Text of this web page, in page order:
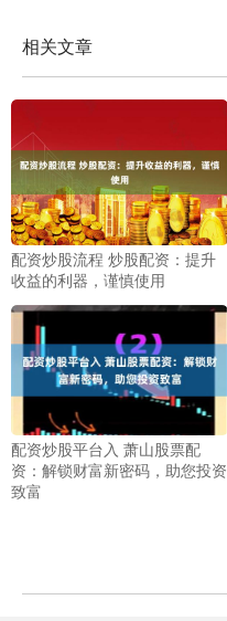
相关文章
配资炒股流程 炒股配资：提升
收益的利器，谨慎使用
配资炒股平台入 萧山股票配
资：解锁财富新密码，助您投资
致富